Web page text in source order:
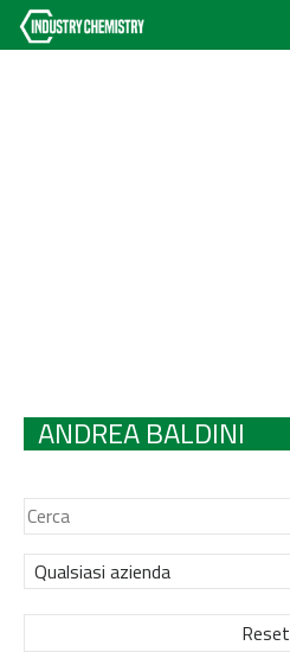
ANDREA BALDINI
Qualsiasi azienda
Reset